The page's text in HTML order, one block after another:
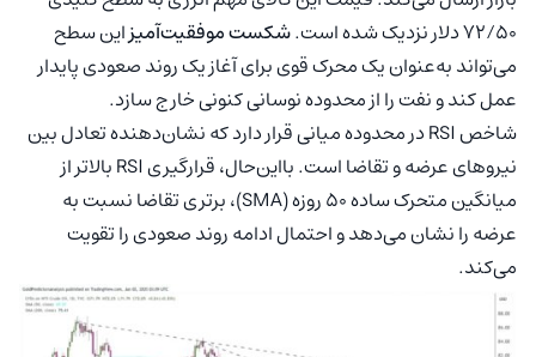
72/50 دلار نزدیک شده است.
شکست موفقیت‌آمیزاین سطح
می‌تواند به‌عنوان یک محرک قوی برای آغاز یک روند صعودی پایدار
عمل کند و نفت را از محدوده نوسانی کنونی خارج سازد.
شاخص RSI در محدوده میانی قرار دارد که نشان‌دهنده تعادل بین
نیروهای عرضه و تقاضا است. بااین‌حال، قرارگیری RSI بالاتر از
میانگین متحرک ساده 50 روزه (SMA)، برتری تقاضا نسبت به
عرضه را نشان می‌دهد و احتمال ادامه روند صعودی را تقویت
می‌کند.